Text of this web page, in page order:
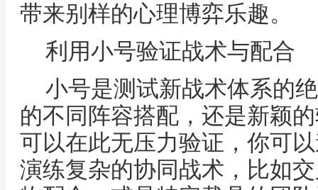
带来别样的心理博弈乐趣。
利用小号验证战术与配合
小号是测试新战术体系的
的不同阵容搭配，还是新颖
可以在此无压力验证，你可
演练复杂的协同战术，比如